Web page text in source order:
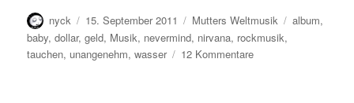
Autor
nyck
Veröffentlicht
am
15. September 2011 Kategorien
Mutters Weltmusik Schlagwörter
album,
baby,dollar,geld, Musik, nevermind, nirvana, rockmusik,
tauchen, unangenehm,wasser 12 Kommentarezu